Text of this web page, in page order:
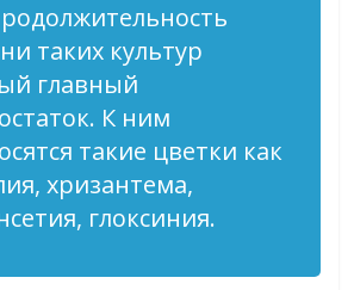
таких культур
главный
К ним
такие цветки как
хризантема,
глоксиния.